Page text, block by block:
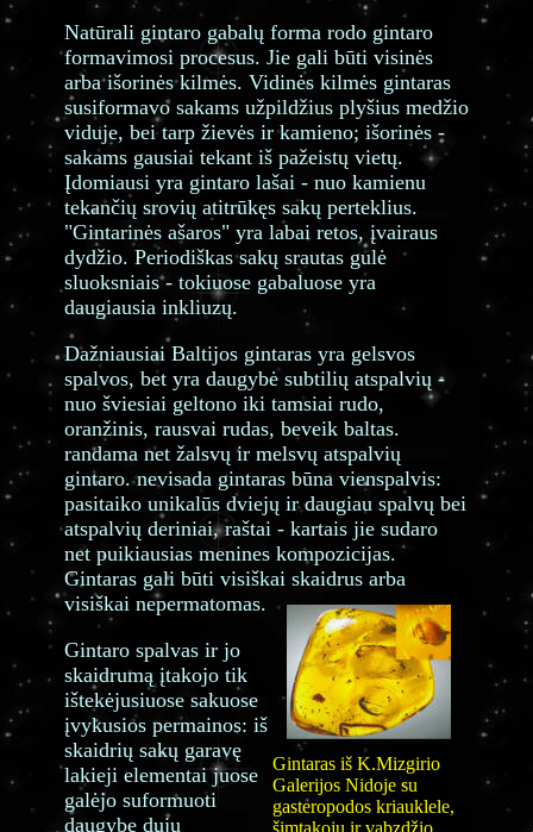
Natūrali gintaro gabalų forma rodo gintaro
formavimosi procesus. Jie gali būti visinės
arba išorinės kilmės. Vidinės kilmės gintaras
susiformavo sakams užpildžius plyšius medžio
viduje, bei tarp žievės ir kamieno; išorinės -
sakams gausiai tekant iš pažeistų vietų.
Įdomiausi yra gintaro lašai - nuo kamienu
tekančių srovių atitrūkęs sakų perteklius.
"Gintarinės ašaros" yra labai retos, įvairaus
dydžio. Periodiškas sakų srautas gulė
sluoksniais - tokiuose gabaluose yra
daugiausia inkliuzų.
Dažniausiai Baltijos gintaras yra gelsvos
spalvos, bet yra daugybė subtilių atspalvių -
nuo šviesiai geltono iki tamsiai rudo,
oranžinis, rausvai rudas, beveik baltas.
randama net žalsvų ir melsvų atspalvių
gintaro. nevisada gintaras būna vienspalvis:
pasitaiko unikalūs dviejų ir daugiau spalvų bei
atspalvių deriniai, raštai - kartais jie sudaro
net puikiausias menines kompozicijas.
Gintaras gali būti visiškai skaidrus arba
visiškai nepermatomas.
Gintaras iš K.Mizgirio
Galerijos Nidoje su
gasteropodos kriauklele,
Gintaro spalvas ir jo
skaidrumą įtakojo tik
ištekėjusiuose sakuose
įvykusios permainos: iš
skaidrių sakų garavę
lakieji elementai juose
galėjo suformuoti
daugybę dujų